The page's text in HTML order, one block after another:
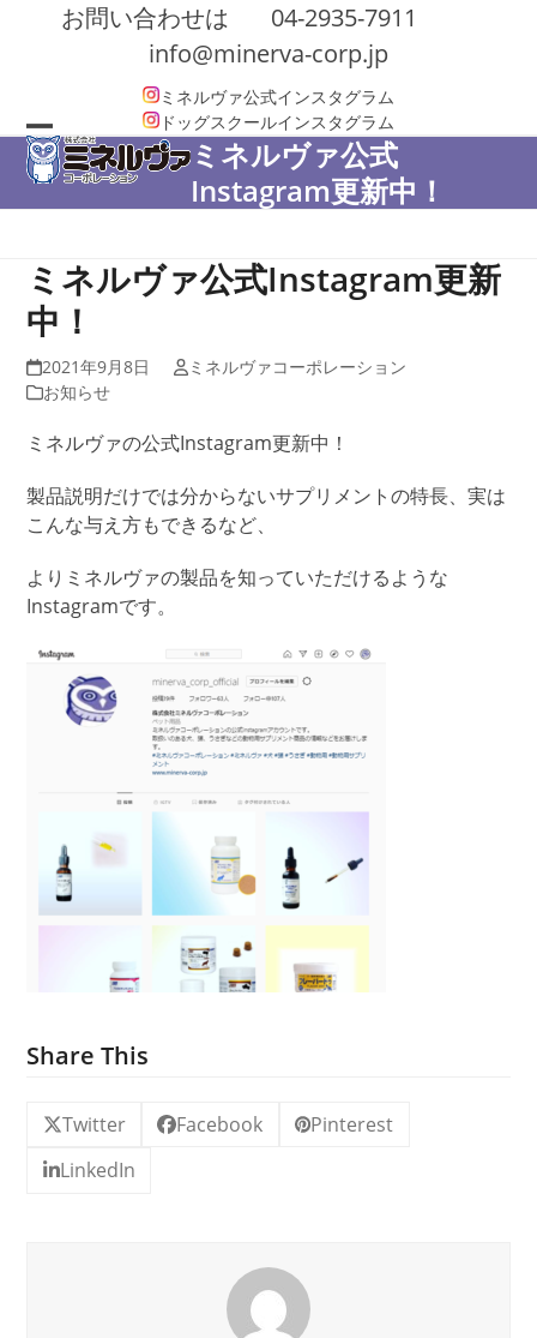
お問い合わせは
04-2935-7911
info@minerva-corp.jp
ミネルヴァ公式インスタグラム
ドッグスクールインスタグラム
Open
mobile
Close
mobile
ミネルヴァ公式
Instagram更新中！
ミネルヴァ公式Instagram更新
中！
2021年9月8日
ミネルヴァコーポレーション
お知らせ
ミネルヴァの公式Instagram更新中！
製品説明だけでは分からないサプリメントの特長、実は
こんな与え方もできるなど、
よりミネルヴァの製品を知っていただけるような
Instagramです。
Share This
Twitter Facebook
Pinterest
LinkedIn